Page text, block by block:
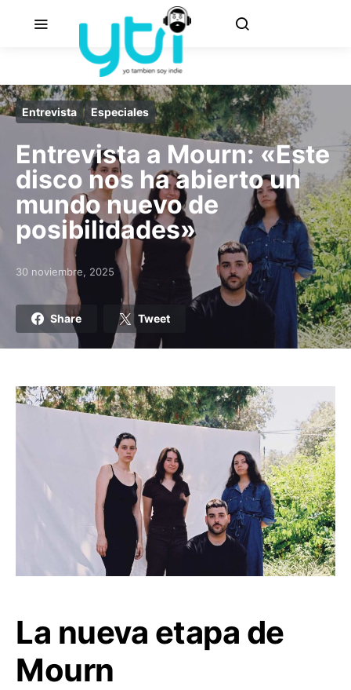
Entrevista Especiales
Entrevista a Mourn: «Este
disco nos ha abierto un
mundo nuevo de
posibilidades»
Posted on
30 noviembre, 2025
Share Tweet
La nueva etapa de
Mourn